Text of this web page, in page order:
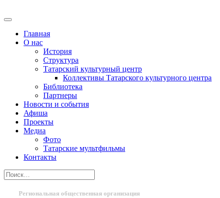
Главная
О нас
История
Структура
Татарский культурный центр
Коллективы Татарского культурного центра
Библиотека
Партнеры
Новости и события
Афиша
Проекты
Медиа
Фото
Татарские мультфильмы
Контакты
Региональная общественная организация